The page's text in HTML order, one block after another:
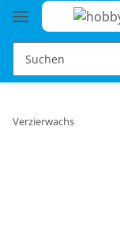
Verzierwachs